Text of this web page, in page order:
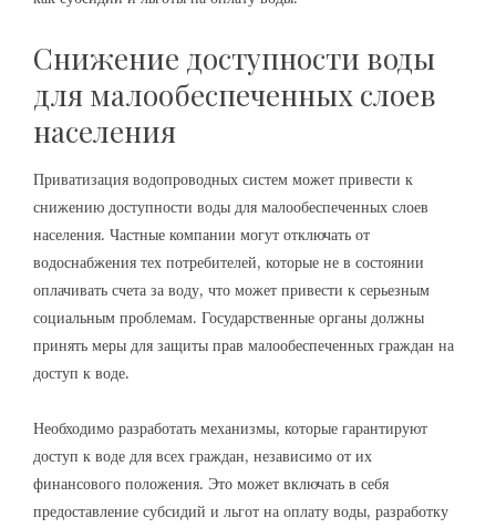
Снижение доступности воды
для малообеспеченных слоев
населения
Приватизация водопроводных систем может привести к
снижению доступности воды для малообеспеченных слоев
населения. Частные компании могут отключать от
водоснабжения тех потребителей, которые не в состоянии
оплачивать счета за воду, что может привести к серьезным
социальным проблемам. Государственные органы должны
принять меры для защиты прав малообеспеченных граждан на
доступ к воде.
Необходимо разработать механизмы, которые гарантируют
доступ к воде для всех граждан, независимо от их
финансового положения. Это может включать в себя
предоставление субсидий и льгот на оплату воды, разработку